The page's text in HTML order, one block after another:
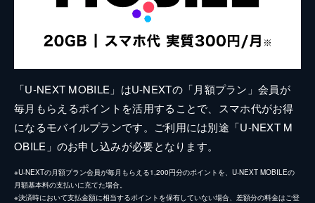
「U-NEXT MOBILE」はU-NEXTの「月額プラン」会員が
毎月もらえるポイントを活用することで、スマホ代がお得
になるモバイルプランです。ご利用には別途「U-NEXT M
OBILE」のお申し込みが必要となります。
※U-NEXTの月額プラン会員が毎月もらえる1,200円分のポイントを、U-NEXT MOBILEの
月額基本料の支払いに充てた場合。
※決済時において支払金額に相当するポイントを保有していない場合、差額分の料金はご登